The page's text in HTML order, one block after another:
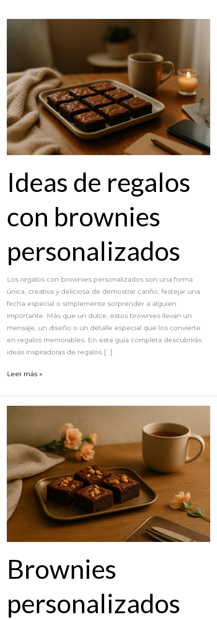
Ideas de regalos
con brownies
personalizados
Los regalos con brownies personalizados son una forma
única, creativa y deliciosa de demostrar cariño, festejar una
fecha especial o simplemente sorprender a alguien
importante. Más que un dulce, estos brownies llevan un
mensaje, un diseño o un detalle especial que los convierte
en regalos memorables. En esta guía completa descubrirás
ideas inspiradoras de regalos […]
Ideas
regalos
Leer más »
Brownies
personalizados